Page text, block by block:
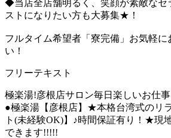
◆当店全店舗明るく、笑顔が素敵なセ
ストになりたい方も大募集★！
フルタイム希望者「寮完備」お気軽に
い！
フリーテキスト
極楽湯!彦根店サロン毎日楽しいお仕
●極楽湯【彦根店】★本格台湾式のリ
ト(未経験OK)】♪時間保証有り！★現
できます!!!!!